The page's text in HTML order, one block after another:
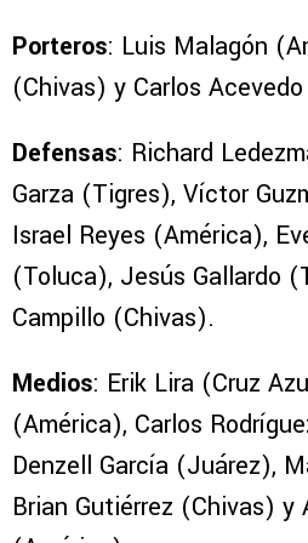
Porteros: Luis Malagón
(Chivas) y Carlos
Defensas: Richard
Garza (Tigres), Víctor
Israel Reyes (América),
(Toluca), Jesús Gallardo
Campillo (Chivas).
Medios: Erik Lira (Cruz
(América), Carlos
Denzell García (Juárez),
Brian Gutiérrez (Chivas) y